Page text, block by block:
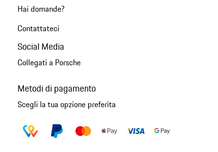
Hai domande?
Contattateci
Social Media
Collegati a Porsche
Metodi di pagamento
Scegli la tua opzione preferita